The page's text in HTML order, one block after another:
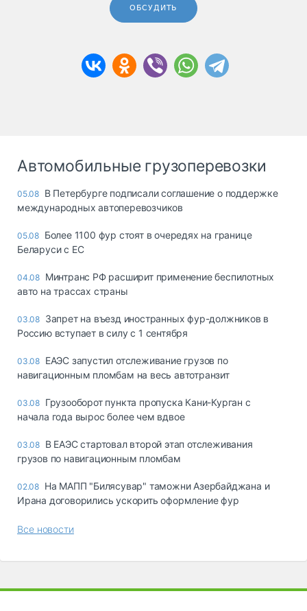
ОБСУДИТЬ
Автомобильные грузоперевозки
05.08 В Петербурге подписали соглашение о поддержке
международных автоперевозчиков
05.08 Более 1100 фур стоят в очередях на границе
Беларуси с ЕС
04.08 Минтранс РФ расширит применение беспилотных
авто на трассах страны
03.08 Запрет на въезд иностранных фур-должников в
Россию вступает в силу с 1 сентября
03.08 ЕАЭС запустил отслеживание грузов по
навигационным пломбам на весь автотранзит
03.08 Грузооборот пункта пропуска Кани-Курган с
начала года вырос более чем вдвое
03.08 В ЕАЭС стартовал второй этап отслеживания
грузов по навигационным пломбам
02.08 На МАПП "Билясувар" таможни Азербайджана и
Ирана договорились ускорить оформление фур
Все новости